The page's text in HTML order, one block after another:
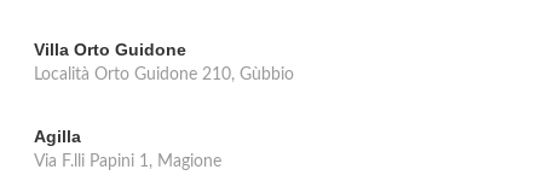
Villa Orto Guidone
Località Orto Guidone 210, Gùbbio
Agilla
Via F.lli Papini 1, Magione